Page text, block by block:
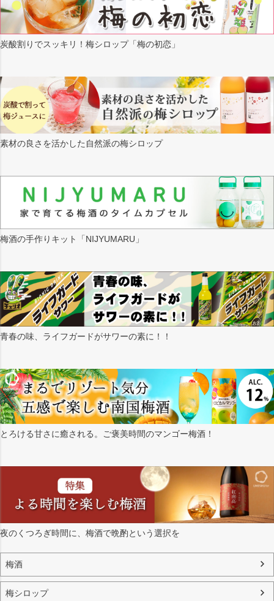
炭酸割りでスッキリ！梅シロップ「梅の初恋」
素材の良さを活かした自然派の梅シロップ
梅酒の手作りキット「NIJYUMARU」
青春の味、ライフガードがサワーの素に！！
とろける甘さに癒される。ご褒美時間のマンゴー梅酒！
夜のくつろぎ時間に、梅酒で晩酌という選択を
梅酒
梅シロップ